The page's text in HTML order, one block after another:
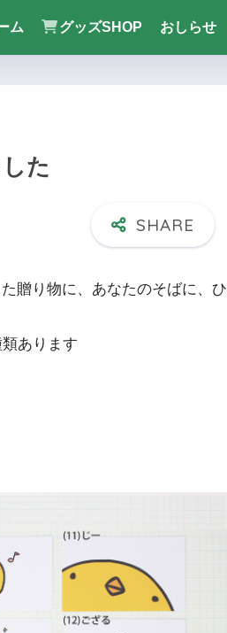
ム グッズSHOP おしらせ
た
贈り物に、あなたのそばに、ひ
あります